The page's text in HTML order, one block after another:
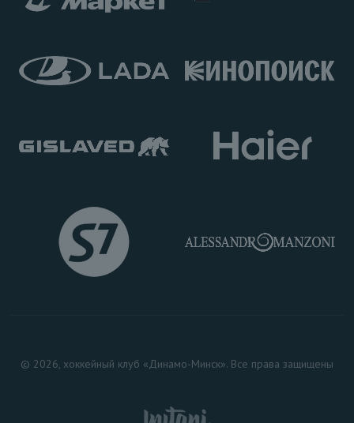
© 2026, хоккейный клуб «Динамо-Минск». Все права защищены